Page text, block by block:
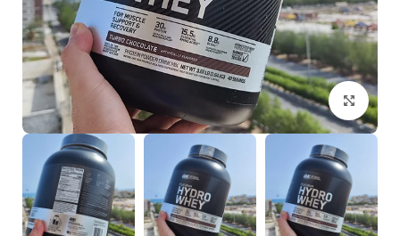
بزرگنمایی تصویر